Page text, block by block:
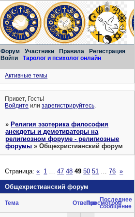
Форум Участники Правила
Регистрация
Войти
Таролог и психолог онлайн
Активные темы
Привет, Гость!
Войдите илизарегистрируйтесь.
»Религия эзотерика философия
анекдоты и демотиваторы на
религиозном форуме - религиозные
форумы »Общехристианский форум
Общехристианский форум
Страница:« 1 47 48 49 50 51 76 »
Тема ОтветовПросмотров
Последнее
сообщение